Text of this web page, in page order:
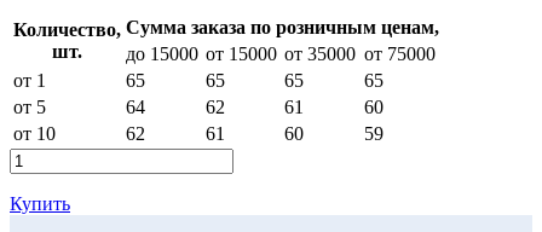
Количество,
шт.
Сумма заказа по розничным ценам,
до 15000 от 15000 от 35000 от 75000
от 1
65 65 65
65
от 5
64 62 61
60
от 10
62 61 60 59
Купить